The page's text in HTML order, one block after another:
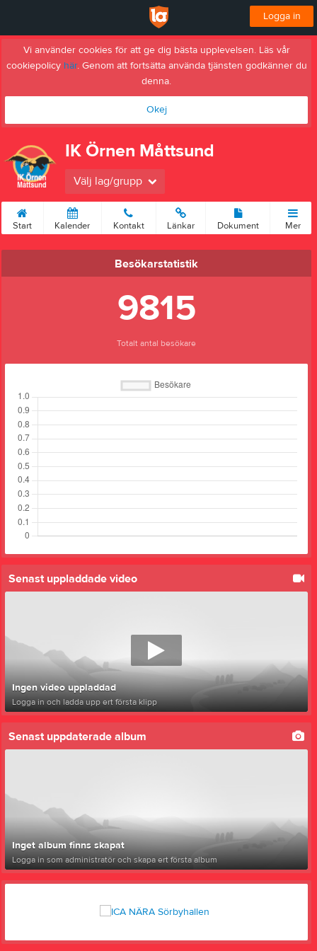
Logga in
Vi använder cookies för att ge dig bästa upplevelsen. Läs vår
cookiepolicy här. Genom att fortsätta använda tjänsten godkänner du
denna.
Okej
IK Örnen Måttsund
Välj lag/grupp
Start Kalender Kontakt Länkar Dokument Mer
Besökarstatistik
9815
Totalt antal besökare
Senast uppladdade video
Ingen video uppladdad
Logga in och ladda upp ert första klipp
Senast uppdaterade album
Inget album finns skapat
Logga in som administratör och skapa ert första album